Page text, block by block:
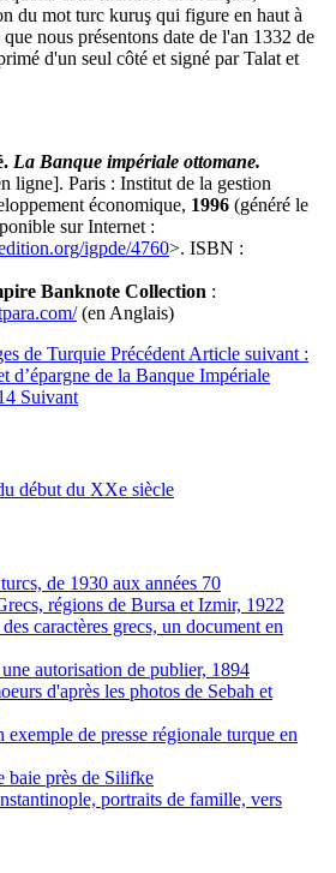
du mot turc kuruş qui figure en haut à
nous présentons date de l'an 1332 de
d'un seul côté et signé par Talat et
La Banque impériale ottomane.
ligne]. Paris : Institut de la gestion
économique, 1996 (généré le
sur Internet :
igpde/4760>. ISBN :
Banknote Collection :
(en Anglais)
de Turquie Précédent Article suivant :
d’épargne de la Banque Impériale
Suivant
début du XXe siècle
de 1930 aux années 70
régions de Bursa et Izmir, 1922
caractères grecs, un document en
autorisation de publier, 1894
d'après les photos de Sebah et
exemple de presse régionale turque en
baie près de Silifke
portraits de famille, vers